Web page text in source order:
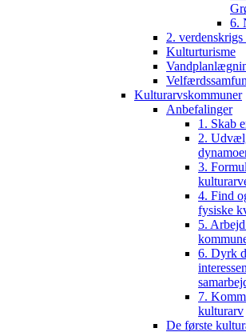
6.
2.
Kulturturisme
Kulturarvskommuner
Anbefalinger
1. Skab
2.
3.
4. Find
fysiske
5.
6. Dyrk
7.
kulturarv
De første